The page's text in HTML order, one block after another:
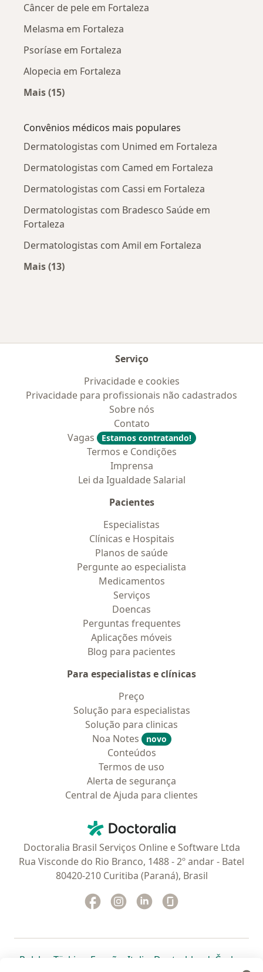
Câncer de pele em Fortaleza
Melasma em Fortaleza
Psoríase em Fortaleza
Alopecia em Fortaleza
Mais (15)
Convênios médicos mais populares
Dermatologistas com Unimed em Fortaleza
Dermatologistas com Camed em Fortaleza
Dermatologistas com Cassi em Fortaleza
Dermatologistas com Bradesco Saúde em
Fortaleza
Dermatologistas com Amil em Fortaleza
Mais (13)
Serviço
Privacidade e cookies
Privacidade para profissionais não cadastrados
Sobre nós
Contato
Vagas
Estamos contratando!
Termos e Condições
Imprensa
Lei da Igualdade Salarial
Pacientes
Especialistas
Clínicas e Hospitais
Planos de saúde
Pergunte ao especialista
Medicamentos
Serviços
Doencas
Perguntas frequentes
Aplicações móveis
Blog para pacientes
Para especialistas e clínicas
Preço
Solução para especialistas
Solução para clinicas
Noa Notes
novo
Conteúdos
Termos de uso
Alerta de segurança
Central de Ajuda para clientes
Doctoralia - Homepage
Doctoralia Brasil Serviços Online e Software Ltda
Rua Visconde do Rio Branco, 1488 - 2º andar - Batel
80420-210 Curitiba (Paraná), Brasil
Facebook
abre num novo separador
Instagram
abre num novo separador
Linkedin
abre num novo
Polska abre num novo separador
Türkiye abre num novo separador
España abre num novo separador
Italia abre num novo
Deutschlandabre num
Česko